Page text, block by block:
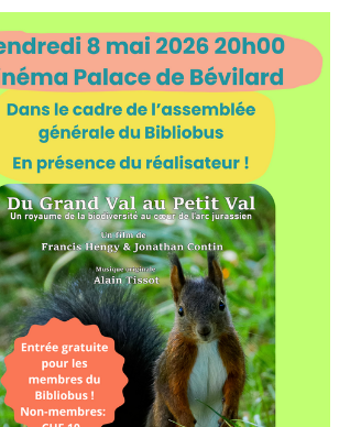
L'équipe
Emplois